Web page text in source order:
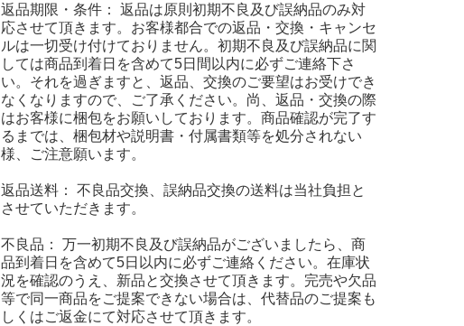
返品期限・条件： 返品は原則初期不良及び誤納品のみ対
応させて頂きます。お客様都合での返品・交換・キャンセ
ルは一切受け付けておりません。初期不良及び誤納品に関
しては商品到着日を含めて5日間以内に必ずご連絡下さ
い。それを過ぎますと、返品、交換のご要望はお受けでき
なくなりますので、ご了承ください。尚、返品・交換の際
はお客様に梱包をお願いしております。商品確認が完了す
るまでは、梱包材や説明書・付属書類等を処分されない
様、ご注意願います。
返品送料： 不良品交換、誤納品交換の送料は当社負担と
させていただきます。
不良品： 万一初期不良及び誤納品がございましたら、商
品到着日を含めて5日以内に必ずご連絡ください。在庫状
況を確認のうえ、新品と交換させて頂きます。完売や欠品
等で同一商品をご提案できない場合は、代替品のご提案も
しくはご返金にて対応させて頂きます。